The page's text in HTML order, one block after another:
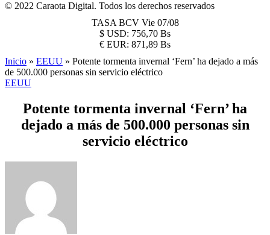
© 2022 Caraota Digital. Todos los derechos reservados
TASA BCV Vie 07/08
$ USD: 756,70 Bs
€ EUR: 871,89 Bs
Inicio » EEUU » Potente tormenta invernal ‘Fern’ ha dejado a más
de 500.000 personas sin servicio eléctrico
EEUU
Potente tormenta invernal ‘Fern’ ha
dejado a más de 500.000 personas sin
servicio eléctrico